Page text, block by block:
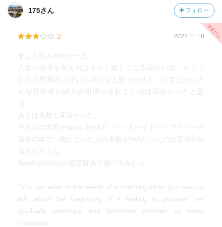
175さん フォロー
3 2022.11.18
すごく読みやすかった
人生の見方を変えればもっと楽しくなるみたいな、ちょっ
と自己啓発系に近い小説だなと思ったけど、設定とかいろ
んな哲学者や詩人の引用がされてたのは面白かったと思
う。
あとは名前も面白かった。
主人公の名前がNora Seedで、ミッドナイトライブラリーの
最後の本で一緒になった人の名前がAshだったのは意味があ
るんだろうな。
SeedはCollinsの英英辞典で調べてみたら
"You can refer to the seeds of something when you want to
talk about the beginning of a feeling or process that
gradually develops and becomes stronger or more
important."